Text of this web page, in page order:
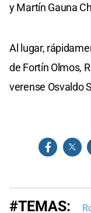
y Martín Gauna
Al lugar,
de Fortín Olmos,
verense Osvaldo
#TEMAS: